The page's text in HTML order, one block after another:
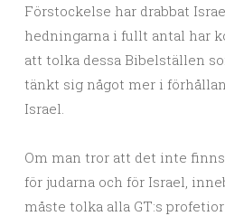
Förstockelse har drabbat
hedningarna i fullt antal har
att tolka dessa Bibelställen
tänkt sig något mer i
Israel.
Om man tror att det inte
för judarna och för Israel,
måste tolka alla GT:s